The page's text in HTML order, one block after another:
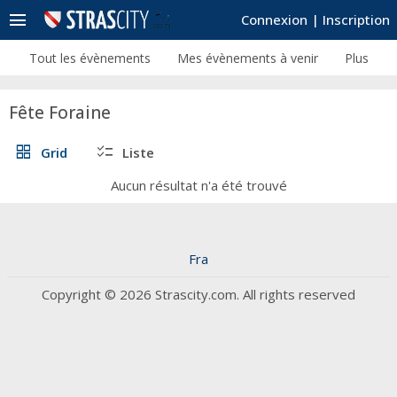
Connexion | Inscription
menu
Tout les évènements Mes évènements à venir Plus
Fête Foraine
grid_view Grid checklist Liste
Aucun résultat n'a été trouvé
Fra
Copyright © 2026 Strascity.com. All rights reserved